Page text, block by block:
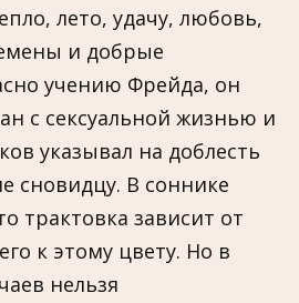
лето, удачу, любовь,
и добрые
учению Фрейда, он
с сексуальной жизнью и
указывал на доблесть
сновидцу. В соннике
трактовка зависит от
к этому цвету. Но в
нельзя